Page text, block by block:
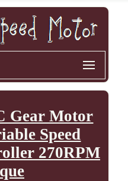
Gear Motor
Speed
270RPM